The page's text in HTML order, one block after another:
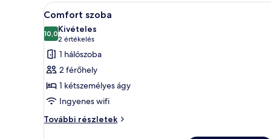
A
következő
szoba
összes
képének
megtekintése:
Comfort
szoba
Egy szállodai szoba,
1
Comfort szoba
10,010-ből 10,0
Kivételes
2 értékelés
(2
értékelés)
1 hálószoba
2 férőhely
1 kétszemélyes ágy
Ingyenes wifi
További részletek
Comfort